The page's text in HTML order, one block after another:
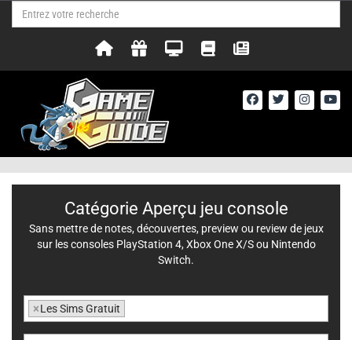
Catégorie Aperçu jeu console
Sans mettre de notes, découvertes, preview ou review de jeux
sur les consoles PlayStation 4, Xbox One X/S ou Nintendo
Switch.
×Les Sims Gratuit